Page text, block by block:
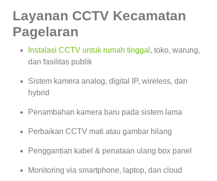
Layanan CCTV Kecamatan
Pagelaran
Instalasi CCTV untuk rumah tinggal , toko, warung,
dan fasilitas publik
Sistem kamera analog, digital IP, wireless, dan
hybrid
Penambahan kamera baru pada sistem lama
Perbaikan CCTV mati atau gambar hilang
Penggantian kabel & penataan ulang box panel
Monitoring via smartphone, laptop, dan cloud